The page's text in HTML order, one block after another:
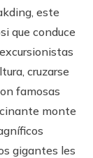
este
que conduce
cruzarse
famosas
monte
gigantes les